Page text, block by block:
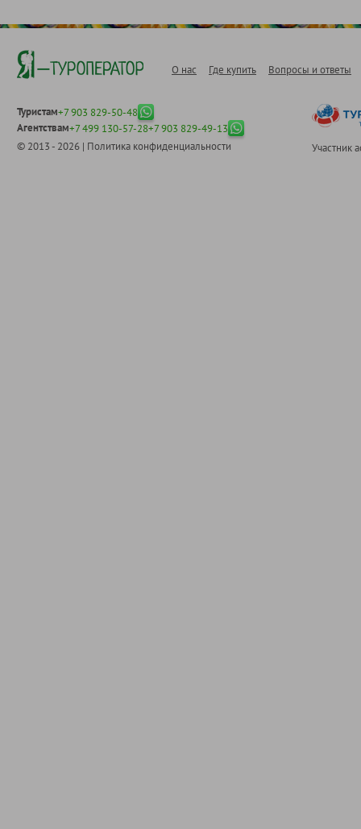
О нас Где купить Вопросы и ответы
Туристам+7 903 829-50-48
Агентствам+7 499 130-57-28+7 903 829-49-13
© 2013 - 2026 | Политика конфиденциальности Участник